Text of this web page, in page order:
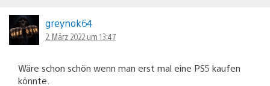
greynok64
2. März 2022 um 13:47
Wäre schon schön wenn man erst mal eine PS5 kaufen
könnte.